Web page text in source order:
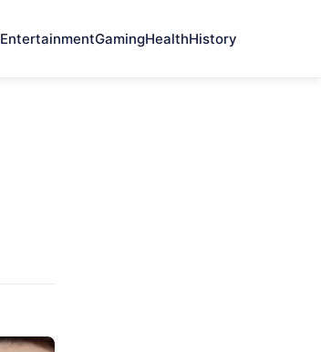
EntertainmentGamingHealthHistory